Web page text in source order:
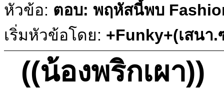
หัวข้อ: ตอบ: พฤหัสนี้พบ
เริ่มหัวข้อโดย: +Funky+(เสนา
((น้องพริกเผา))